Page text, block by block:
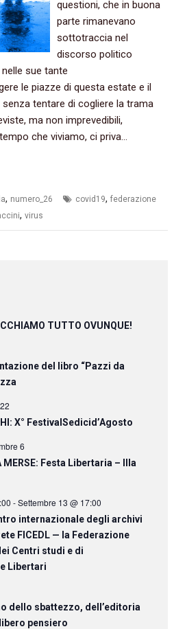
questioni, che in buona
parte rimanevano
sottotraccia nel
discorso politico
sue tante
le piazze di questa estate e il
tentare di cogliere la trama
ma non imprevedibili,
che viviamo, ci priva…
, numero_26 covid19,federazione
,virus
TUTTO OVUNQUE!
del libro “Pazzi da
X° FestivalSedicid’Agosto
6
MERSE: Festa Libertaria – IIIa
-Settembre 13 @ 17:00
internazionale degli archivi
FICEDL — la Federazione
Centri studi e di
Libertari
dello sbattezzo, dell’editoria
pensiero